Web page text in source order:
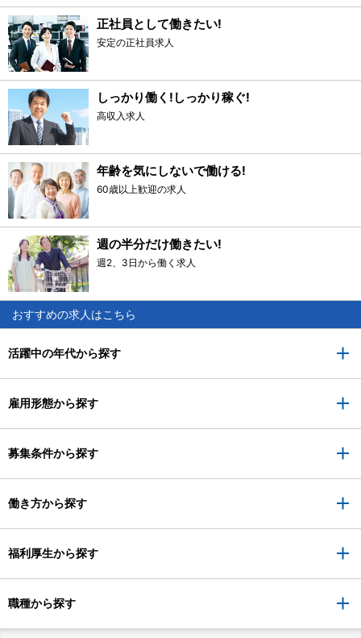
正社員として働きたい!
安定の正社員求人
しっかり働く!しっかり稼ぐ!
高収入求人
年齢を気にしないで働ける!
60歳以上歓迎の求人
週の半分だけ働きたい!
週2、3日から働く求人
おすすめの求人はこちら
活躍中の年代から探す
雇用形態から探す
募集条件から探す
働き方から探す
福利厚生から探す
職種から探す